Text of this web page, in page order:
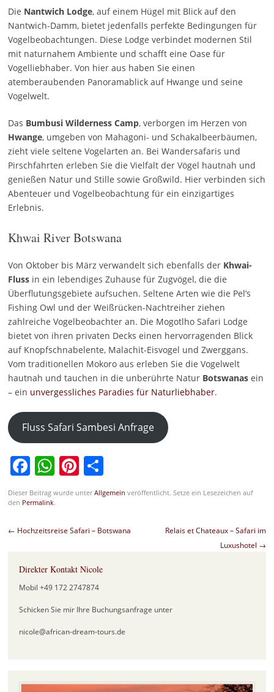
Die Nantwich Lodge, auf einem Hügel mit Blick auf den
Nantwich-Damm, bietet jedenfalls perfekte Bedingungen für
Vogelbeobachtungen. Diese Lodge verbindet modernen Stil
mit naturnahem Ambiente und schafft eine Oase für
Vogelliebhaber. Von hier aus haben Sie einen
atemberaubenden Panoramablick auf Hwange und seine
Vogelwelt.
Das Bumbusi Wilderness Camp, verborgen im Herzen von
Hwange, umgeben von Mahagoni- und Schakalbeerbäumen,
zieht viele seltene Vogelarten an. Bei Wandersafaris und
Pirschfahrten erleben Sie die Vielfalt der Vögel hautnah und
genießen Natur und Stille sowie Großwild. Hier verbinden sich
Abenteuer und Vogelbeobachtung für ein einzigartiges
Erlebnis.
Khwai River Botswana
Von Oktober bis März verwandelt sich ebenfalls der Khwai-
Flussin ein lebendiges Zuhause für Zugvögel, die die
Überflutungsgebiete aufsuchen. Seltene Arten wie die Pel’s
Fishing Owl und der Weißrücken-Nachtreiher ziehen
zahlreiche Vogelbeobachter an. Die Mogotlho Safari Lodge
bietet von ihren privaten Decks einen hervorragenden Blick
auf Knopfschnabelente, Malachit-Eisvogel und Zwerggans.
Vom traditionellen Mokoro aus erleben Sie die Vogelwelt
hautnah und tauchen in die unberührte Natur Botswanasein
– ein unvergessliches Paradies für Naturliebhaber.
Fluss Safari Sambesi Anfrage
Facebook
WhatsApp
Pinterest
Teilen
Dieser Beitrag wurde unterAllgemein veröffentlicht. Setze ein Lesezeichen auf
den Permalink.
Beitragsnavigation
← Hochzeitsreise Safari – Botswana
Relais et Chateaux – Safari im
Luxushotel →
Direkter Kontakt Nicole
Mobil +49 172 2747874
Schicken Sie mir Ihre Buchungsanfrage unter
nicole@african-dream-tours.de